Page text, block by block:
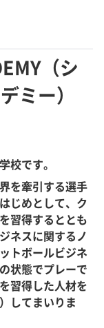
（シ
ミー）
校です。
を牽引する選手
じめとして、ク
習得するととも
ネスに関するノ
トボールビジネ
状態でプレーで
習得した人材を
してまいりま